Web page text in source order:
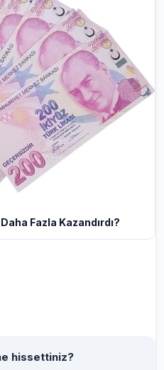
Fazla Kazandırdı?
hissettiniz?